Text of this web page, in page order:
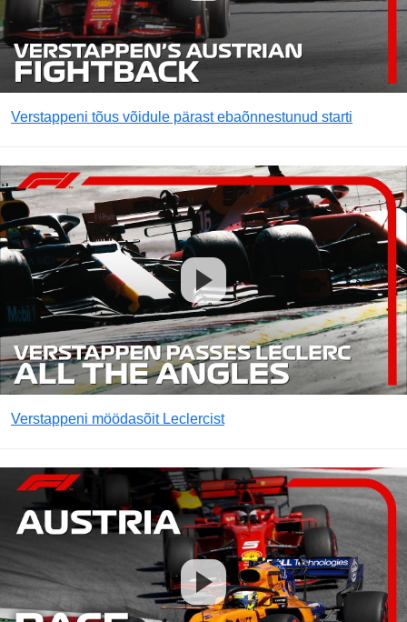
Verstappeni tõus võidule pärast ebaõnnestunud starti
Verstappeni möödasõit Leclercist